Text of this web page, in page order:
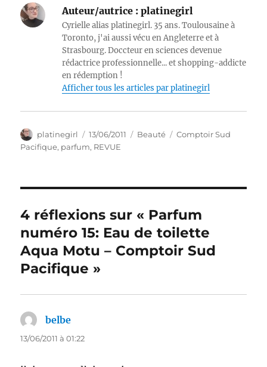
Auteur/autrice : platinegirl
Cyrielle alias platinegirl. 35 ans. Toulousaine à
Toronto, j'ai aussi vécu en Angleterre et à
Strasbourg. Doccteur en sciences devenue
rédactrice professionnelle... et shopping-addicte
en rédemption !
Afficher tous les articles par platinegirl
Auteur
platinegirl
Publié
le
13/06/2011 Catégories
Beauté Étiquettes
Comptoir Sud
Pacifique, parfum, REVUE
4 réflexions sur « Parfum
numéro 15: Eau de toilette
Aqua Motu – Comptoir Sud
Pacifique »
belbe
13/06/2011 à 01:22